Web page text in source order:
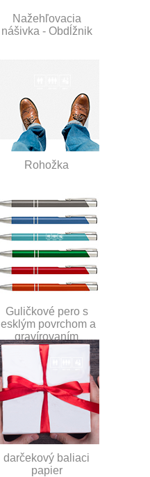
Nažehľovacia
nášivka - Obdĺžnik
Rohožka
Guličkové pero s
lesklým povrchom a
gravírovaním
darčekový baliaci
papier